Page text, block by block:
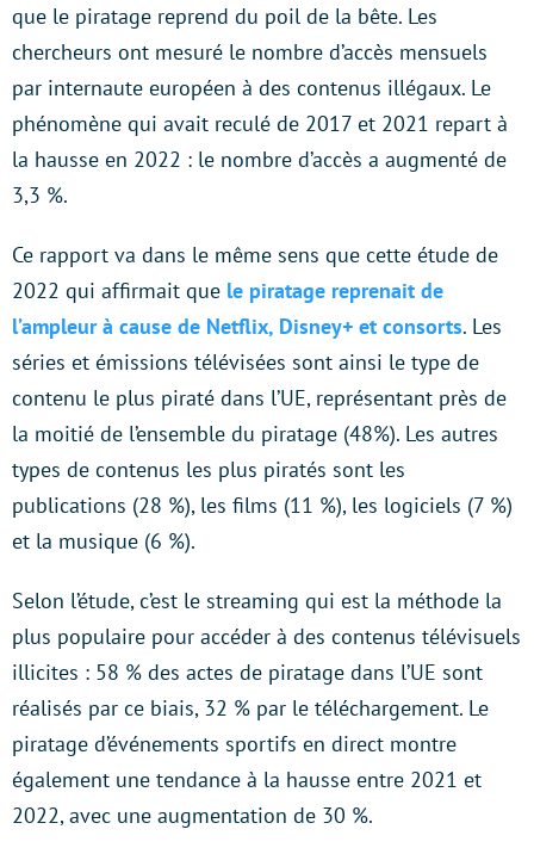
que le piratage reprend du poil de la bête. Les
chercheurs ont mesuré le nombre d’accès mensuels
par internaute européen à des contenus illégaux. Le
phénomène qui avait reculé de 2017 et 2021 repart à
la hausse en 2022 : le nombre d’accès a augmenté de
3,3 %.
Ce rapport va dans le même sens que cette étude de
2022 qui affirmait que le piratage reprenait de
l’ampleur à cause de Netflix, Disney+ et consorts. Les
séries et émissions télévisées sont ainsi le type de
contenu le plus piraté dans l’UE, représentant près de
la moitié de l’ensemble du piratage (48%). Les autres
types de contenus les plus piratés sont les
publications (28 %), les films (11 %), les logiciels (7 %)
et la musique (6 %).
Selon l’étude, c’est le streaming qui est la méthode la
plus populaire pour accéder à des contenus télévisuels
illicites : 58 % des actes de piratage dans l’UE sont
réalisés par ce biais, 32 % par le téléchargement. Le
piratage d’événements sportifs en direct montre
également une tendance à la hausse entre 2021 et
2022, avec une augmentation de 30 %.